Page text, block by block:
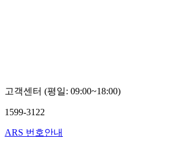
고객센터 (평일: 09:00~18:00)
1599-3122
ARS 번호안내